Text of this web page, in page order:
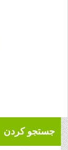
جستجو کردن